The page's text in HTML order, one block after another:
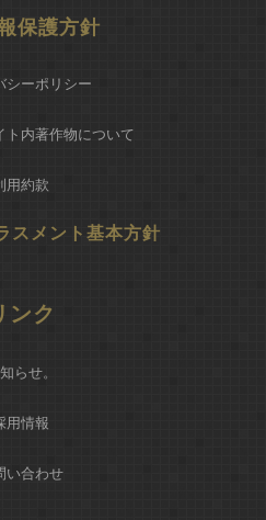
保護方針
シーポリシー
ト内著作物について
用約款
スメント基本方針
ンク
らせ。
用情報
い合わせ